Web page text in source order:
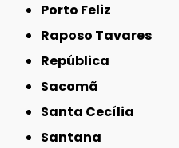
Porto Feliz
Raposo Tavares
República
Sacomã
Santa Cecília
Santana